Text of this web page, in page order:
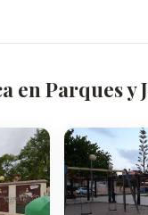
en Parques y